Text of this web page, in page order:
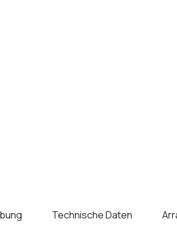
Technische Daten